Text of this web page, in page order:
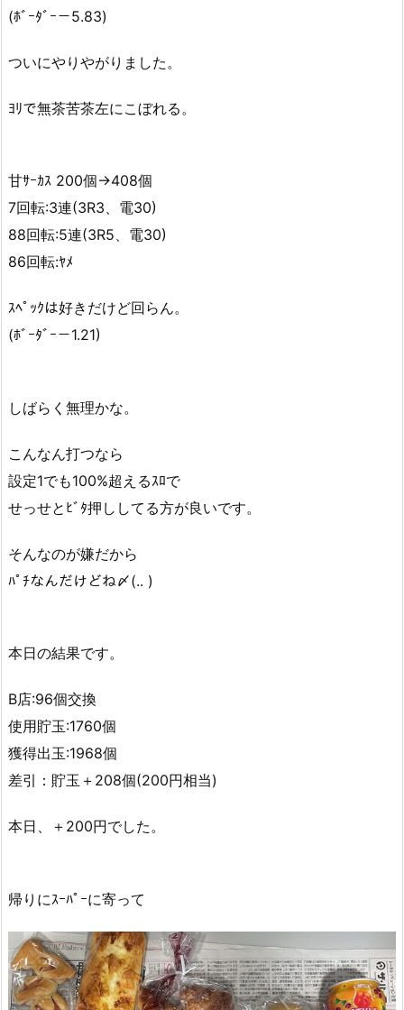
(ﾎﾞｰﾀﾞｰ－5.83)
ついにやりやがりました。
ﾖﾘで無茶苦茶左にこぼれる。
甘ｻｰｶｽ 200個→408個
7回転:3連(3R3、電30)
88回転:5連(3R5、電30)
86回転:ﾔﾒ
ｽﾍﾟｯｸは好きだけど回らん。
(ﾎﾞｰﾀﾞｰ－1.21)
しばらく無理かな。
こんなん打つなら
設定1でも100%超えるｽﾛで
せっせとﾋﾞﾀ押ししてる方が良いです。
そんなのが嫌だから
ﾊﾟﾁなんだけどね〆(.. )
本日の結果です。
B店:96個交換
使用貯玉:1760個
獲得出玉:1968個
差引：貯玉＋208個(200円相当)
本日、＋200円でした。
帰りにｽｰﾊﾟｰに寄って